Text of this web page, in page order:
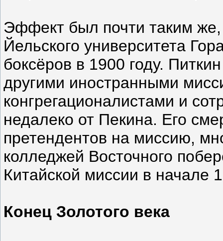
Эффект был почти таким же,
Йельского университета
боксёров в 1900 году.
другими иностранными
конгрегационалистами и
недалеко от Пекина. Его
претендентов на миссию,
колледжей Восточного
Китайской миссии в начале
Конец Золотого века